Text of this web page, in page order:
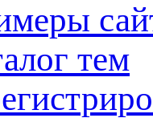
тем